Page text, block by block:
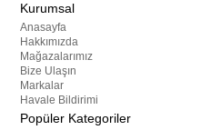
Kurumsal
Anasayfa
Hakkımızda
Mağazalarımız
Bize Ulaşın
Markalar
Havale Bildirimi
Popüler Kategoriler